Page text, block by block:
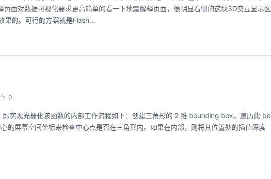
面对数据可视化要求更高简单的看一下地震解释页面，很明显右侧的这块3D交互显示区
果的。可行的方案就是Flash...
0
实现光栅化该函数的内部工作流程如下：创建三角形的 2 维 bounding box。遍历此 bo
的屏幕空间坐标来检查中心点是否在三角形内。如果在内部，则将其位置处的插值深度